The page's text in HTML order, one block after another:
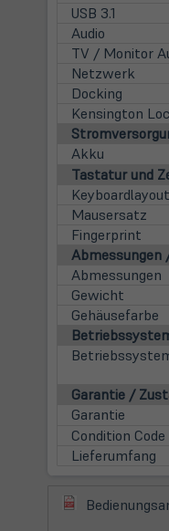
USB 3.1
Audio
TV / Monitor
Netzwerk
Docking
Kensington
Akku
Tastatur und
Keyboardlayout
Mausersatz
Fingerprint
Abmessungen
Gewicht
Gehäusefarbe
Garantie /
Garantie
Condition Code
Lieferumfang
(öffnet